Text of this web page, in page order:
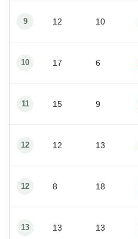
9 12 10
10 17 6
11 15 9
12 12 13
12 8 18
13 13 13